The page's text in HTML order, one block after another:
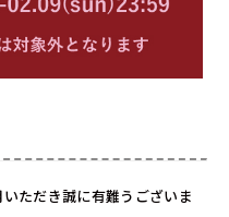
ただき誠に有難うございま